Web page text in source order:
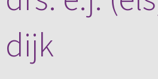
dijk